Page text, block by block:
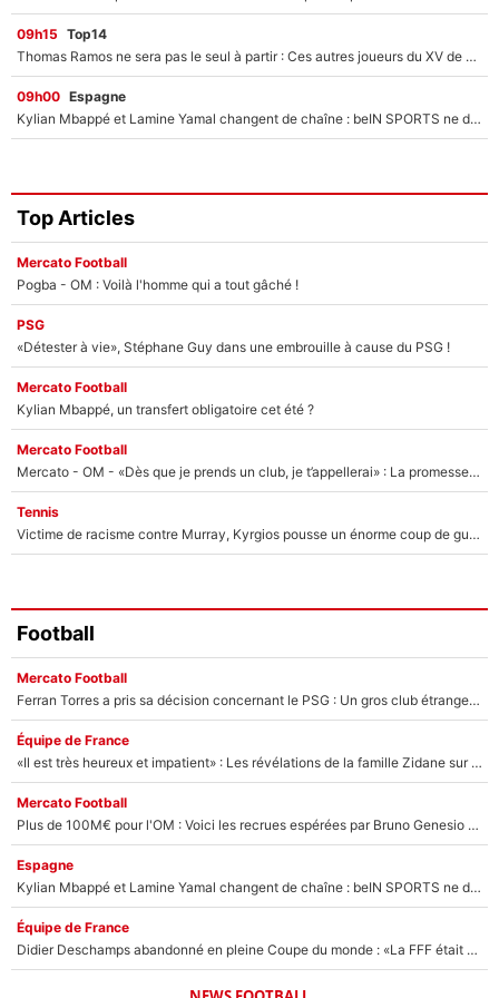
09h15 Top14
Thomas Ramos ne sera pas le seul à partir : Ces autres joueurs du XV de France pourraient aussi quitter le Stade Toulousain, un club de Top 14 est déjà sur les rangs
09h00 Espagne
Kylian Mbappé et Lamine Yamal changent de chaîne : beIN SPORTS ne digère pas cette décision historique et prédit un fiasco pour la Liga
Top Articles
Mercato Football
Pogba - OM : Voilà l'homme qui a tout gâché !
PSG
«Détester à vie», Stéphane Guy dans une embrouille à cause du PSG !
Mercato Football
Kylian Mbappé, un transfert obligatoire cet été ?
Mercato Football
Mercato - OM - «Dès que je prends un club, je t’appellerai» : La promesse de Marcelino au moment de claquer la porte
Tennis
Victime de racisme contre Murray, Kyrgios pousse un énorme coup de gueule !
Football
Mercato Football
Ferran Torres a pris sa décision concernant le PSG : Un gros club étranger prêt à relancer le feuilleton pour la signature du champion du monde 2026 !
Équipe de France
«Il est très heureux et impatient» : Les révélations de la famille Zidane sur sa prise de pouvoir en équipe de France !
Mercato Football
Plus de 100M€ pour l'OM : Voici les recrues espérées par Bruno Genesio et Grégory Lorenzi après l’opération dégraissage
Espagne
Kylian Mbappé et Lamine Yamal changent de chaîne : beIN SPORTS ne digère pas cette décision historique et prédit un fiasco pour la Liga
Équipe de France
Didier Deschamps abandonné en pleine Coupe du monde : «La FFF était déjà passée à Zinedine Zidane»